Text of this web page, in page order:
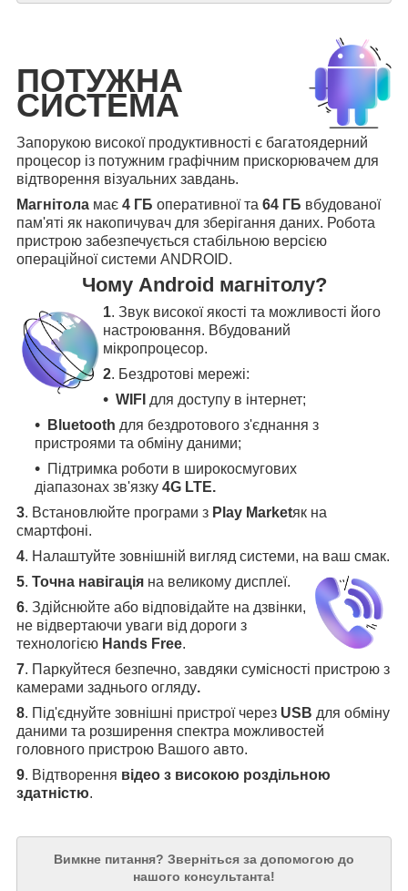
ПОТУЖНА
СИСТЕМА
Запорукою високої продуктивності є багатоядерний
процесор із потужним графічним прискорювачем для
відтворення візуальних завдань.
Магнітола має 4 ГБ оперативної та 64 ГБ вбудованої
пам'яті як накопичувач для зберігання даних. Робота
пристрою забезпечується стабільною версією
операційної системи ANDROID.
Чому Android магнітолу?
1. Звук високої якості та можливості його
настроювання. Вбудований
мікропроцесор.
2. Бездротові мережі:
WIFI для доступу в інтернет;
Bluetooth для бездротового з'єднання з
пристроями та обміну даними;
Підтримка роботи в широкосмугових
діапазонах зв'язку 4G LTE.
3. Встановлюйте програми з Play Marketяк на
смартфоні.
4. Налаштуйте зовнішній вигляд системи, на ваш смак.
5. Точна навігація на великому дисплеї.
6. Здійснюйте або відповідайте на дзвінки,
не відвертаючи уваги від дороги з
технологією Hands Free.
7. Паркуйтеся безпечно, завдяки сумісності пристрою з
камерами заднього огляду.
8. Під'єднуйте зовнішні пристрої через USB для обміну
даними та розширення спектра можливостей
головного пристрою Вашого авто.
9. Відтворення відео з високою роздільною
здатністю.
Вимкне питання? Зверніться за допомогою до
нашого консультанта!